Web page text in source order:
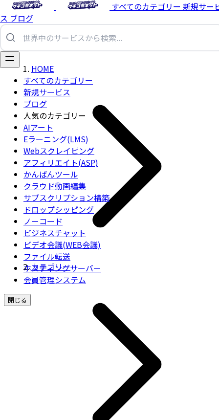
すべてのカテゴリー 新規サー
ス ブログ
すべてのカテゴリー
新規サービス
ブログ
人気のカテゴリー
AIアート
Eラーニング(LMS)
Webスクレイピング
アフィリエイト(ASP)
かんばんツール
クラウド動画編集
サブスクリプション構築
ドロップシッピング
ノーコード
ビジネスチャット
ビデオ会議(WEB会議)
ファイル転送
ホスティングサーバー
会員管理システム
閉じる
HOME
カテゴリー